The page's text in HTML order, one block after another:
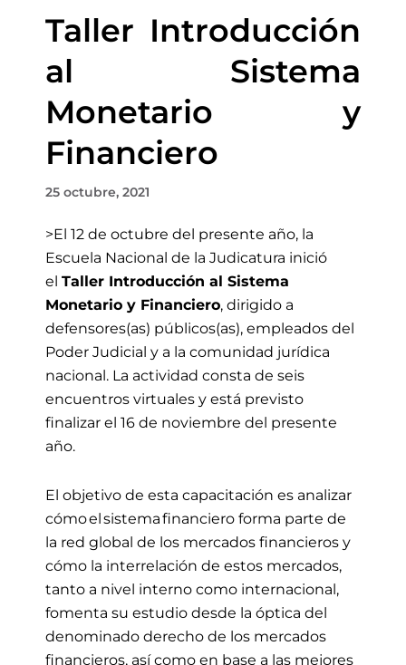
Taller Introducción
al Sistema
Monetario y
Financiero
25 octubre, 2021
>El 12 de octubre del presente año, la
Escuela Nacional de la Judicatura inició
el Taller Introducción al Sistema
Monetario y Financiero, dirigido a
defensores(as) públicos(as), empleados del
Poder Judicial y a la comunidad jurídica
nacional . La actividad consta de seis
encuentros virtuales y está previsto
finalizar el 16 de noviembre del presente
año.
El objetivo de esta capacitación es analizar
cómo el sistema financiero forma parte de
la red global de los mercados financieros y
cómo la interrelación de estos mercados,
tanto a nivel interno como internacional,
fomenta su estudio desde la óptica del
denominado derecho de los mercados
financieros, así como en base a las mejores